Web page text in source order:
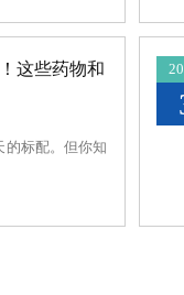
这些药物和
的标配。但你知